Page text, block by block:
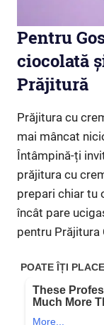
Pentru
ciocolată
Prăjitură
Prăjitura cu
mai mâncat
Întâmpină-ți
prăjitura cu
prepari chiar tu
încât pare
pentru Prăjitura